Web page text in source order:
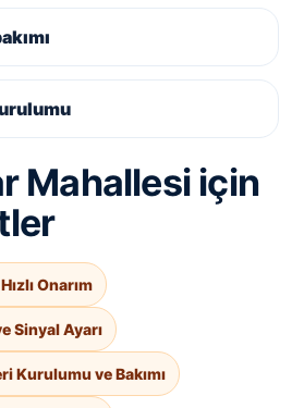
Mahallesi için
Onarım
Sinyal Ayarı
Kurulumu ve Bakımı